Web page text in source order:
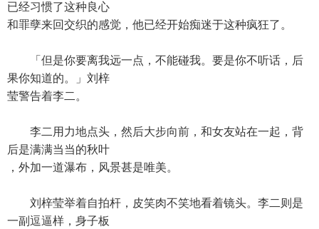
已经习惯了这种良心
和罪孽来回交织的感觉，他已经开始痴迷于这种疯狂了。
「但是你要离我远一点，不能碰我。要是你不听话，后
果你知道的。」刘梓
莹警告着李二。
李二用力地点头，然后大步向前，和女友站在一起，背
后是满满当当的秋叶
，外加一道瀑布，风景甚是唯美。
刘梓莹举着自拍杆，皮笑肉不笑地看着镜头。李二则是
一副逗逼样，身子板